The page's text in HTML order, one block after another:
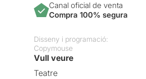
Canal oficial de venta
Compra 100% segura
Disseny i programació:
Copymouse
Vull veure
Teatre